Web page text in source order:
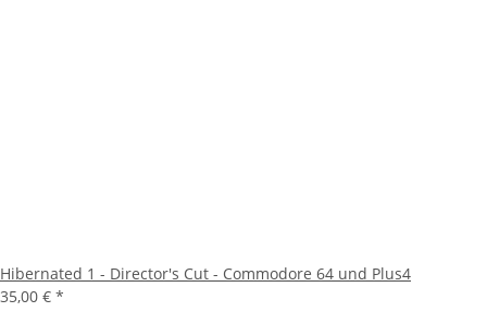
Hibernated 1 - Director's Cut - Commodore 64 und Plus4
35,00 € *